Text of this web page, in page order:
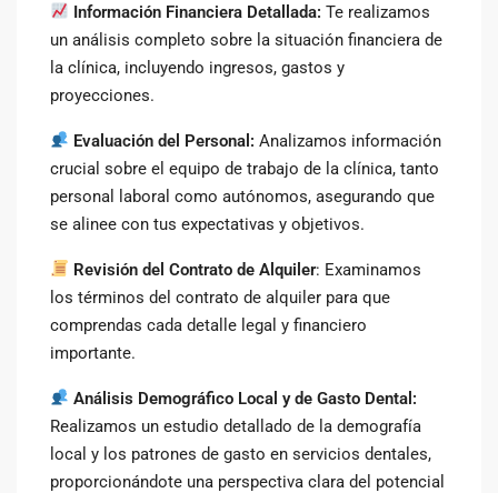
Información Financiera Detallada:Te realizamos
un análisis completo sobre la situación financiera de
la clínica, incluyendo ingresos, gastos y
proyecciones.
Evaluación del Personal: Analizamos información
crucial sobre el equipo de trabajo de la clínica, tanto
personal laboral como autónomos, asegurando que
se alinee con tus expectativas y objetivos.
Revisión del Contrato de Alquiler: Examinamos
los términos del contrato de alquiler para que
comprendas cada detalle legal y financiero
importante.
Análisis Demográfico Local y de Gasto Dental:
Realizamos un estudio detallado de la demografía
local y los patrones de gasto en servicios dentales,
proporcionándote una perspectiva clara del potencial